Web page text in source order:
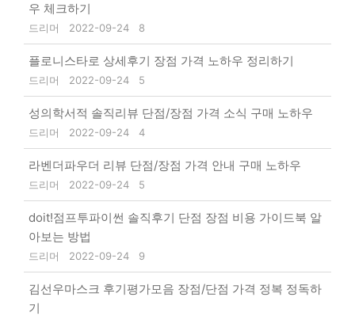
우 체크하기
드리머 2022-09-24 8
플로니스타로 상세후기 장점 가격 노하우 정리하기
드리머 2022-09-24 5
성의학서적 솔직리뷰 단점/장점 가격 소식 구매 노하우
드리머 2022-09-24 4
라벤더파우더 리뷰 단점/장점 가격 안내 구매 노하우
드리머 2022-09-24 5
doit!점프투파이썬 솔직후기 단점 장점 비용 가이드북 알
아보는 방법
드리머 2022-09-24 9
김선우마스크 후기평가모음 장점/단점 가격 정복 정독하
기